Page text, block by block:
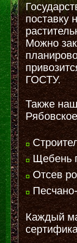
поставку
Можно
ГОСТУ.
Также
Щебень
Отсев
Каждый